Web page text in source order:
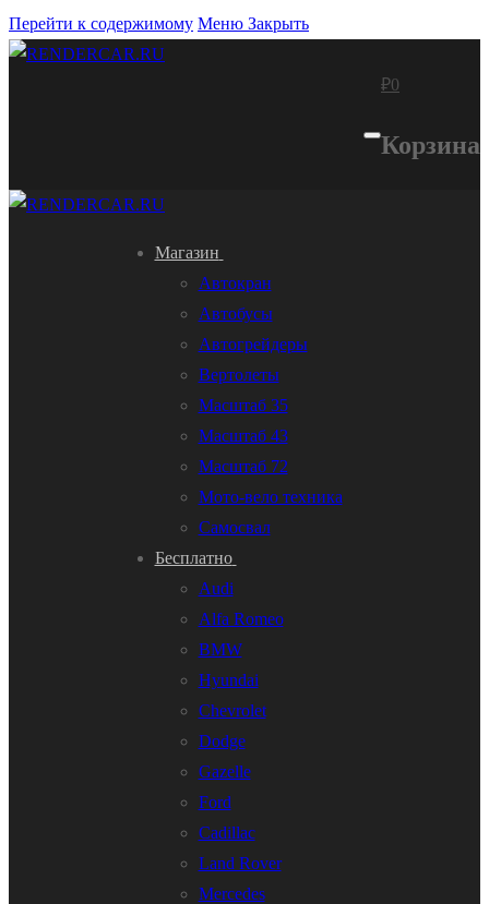
Перейти к содержимому Меню Закрыть
₽0
Корзина
Магазин
Автокран
Автобусы
Автогрейдеры
Вертолеты
Масштаб 35
Масштаб 43
Масштаб 72
Мото-вело техника
Самосвал
Бесплатно
Audi
Alfa Romeo
BMW
Hyundai
Chevrolet
Dodge
Gazelle
Ford
Cadillac
Land Rover
Mercedes